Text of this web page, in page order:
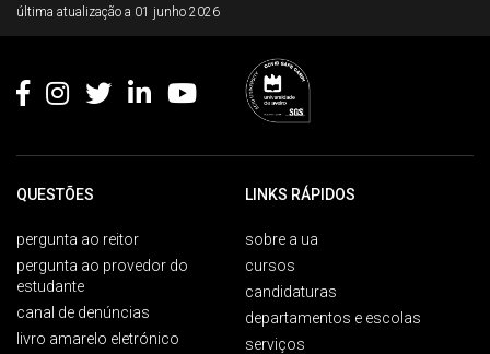
última atualização a 01 junho 2026
QUESTÕES
pergunta ao reitor
pergunta ao provedor do
estudante
canal de denúncias
livro amarelo eletrónico
LINKS RÁPIDOS
sobre a ua
cursos
candidaturas
departamentos e escolas
serviços